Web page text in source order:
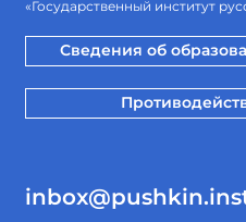
«Государственный институт
Сведения об